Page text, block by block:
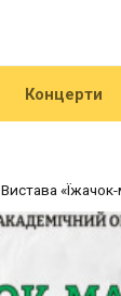
Концерти
Вистава